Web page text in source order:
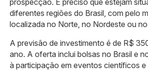
prospecção. É preciso que estejam
diferentes regiões do Brasil, com pelo
localizada no Norte, no Nordeste ou
A previsão de investimento é de R$
ano. A oferta inclui bolsas no Brasil e
à participação em eventos científicos e